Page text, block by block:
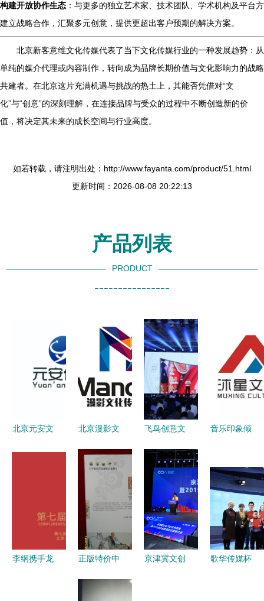
构建开放协作生态 ：与更多的独立艺术家、技术团队、学术机构及平台方
建立战略合作，汇聚多元创意，提供更超出客户预期的解决方案。
北京新客意维文化传媒代表了当下文化传媒行业的一种发展趋势：从
单纯的媒介代理或内容制作，转向成为品牌长期价值与文化影响力的战略
共建者。在北京这片充满机遇与挑战的热土上，其能否凭借对“文
化”与“创意”的深刻理解，在连接品牌与受众的过程中不断创造新的价
值，将决定其未来的成长空间与行业高度。
如若转载，请注明出处：http://www.fayanta.com/product/51.html
更新时间：2026-08-08 20:22:13
产品列表
PRODUCT
----------------
北京元安文
北京漫影文
京文化传媒
版图中的创
意先锋
飞鸟创意文
领全国大型
活动策划与
北京设计新
潮流
音乐印象倾
与您在印象
风情街的邂
逅
李纲携手龙
正版特价中
画艺术鉴赏
京津冀文创
歌华传媒杯